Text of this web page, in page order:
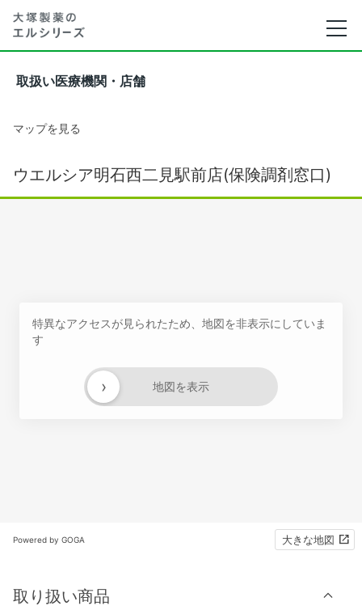
取扱い医療機関・店舗
マップを見る
ウエルシア明石西二見駅前店(保険調剤窓口)
特異なアクセスが見られたため、地図を非表示にしていま
す
地図を表示
›
Powered by GOGA 大きな地図
取り扱い商品